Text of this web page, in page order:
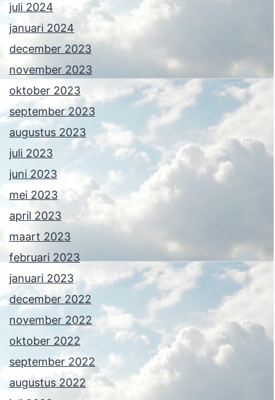
juli 2024
januari 2024
december 2023
november 2023
oktober 2023
september 2023
augustus 2023
juli 2023
juni 2023
mei 2023
april 2023
maart 2023
februari 2023
januari 2023
december 2022
november 2022
oktober 2022
september 2022
augustus 2022